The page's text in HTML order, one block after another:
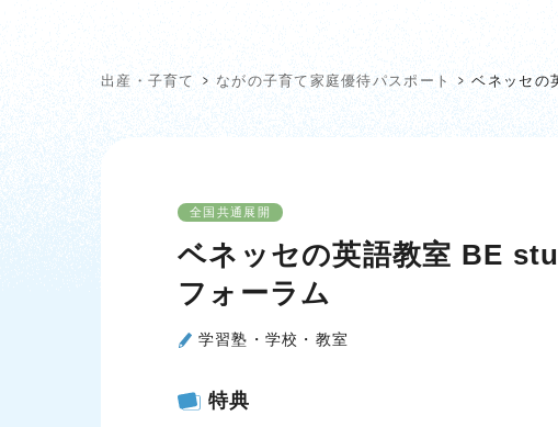
出産・子育て ながの子育て家庭優待パスポート ベネッセ
全国共通展開
ベネッセの英語教室 BE
フォーラム
学習塾・学校・教室
特典